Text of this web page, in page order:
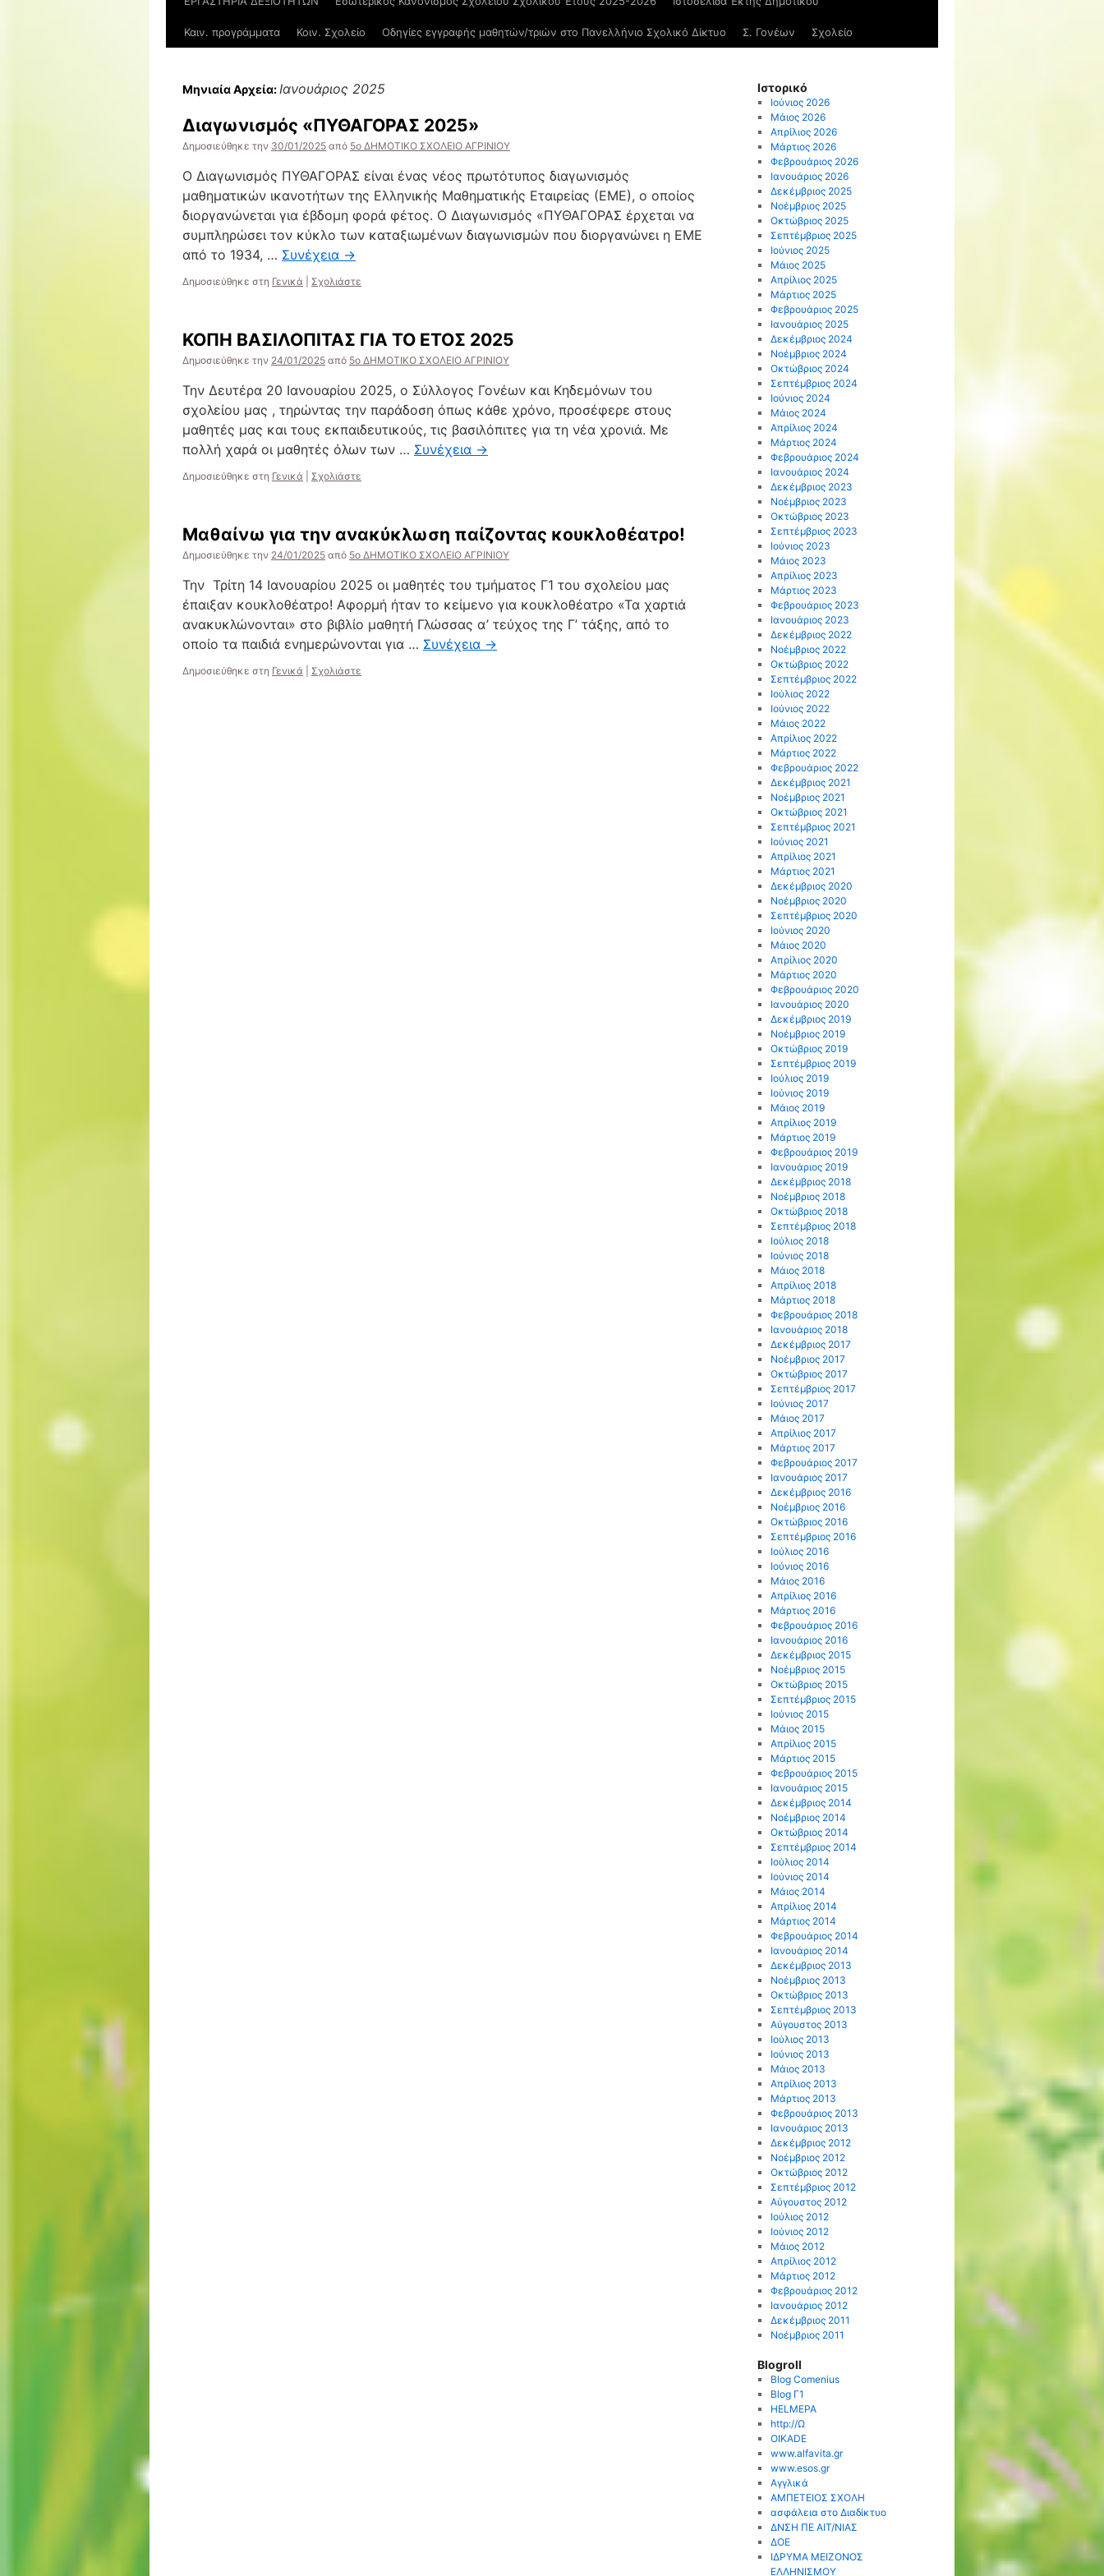
Καιν. προγράμματα Κοιν. Σχολείο Οδηγίες εγγραφής μαθητών/τριών στο Πανελλήνιο Σχολικό Δίκτυο Σ. Γονέων Σχολείο
Μηνιαία Αρχεία:Ιανουάριος 2025
Διαγωνισμός «ΠΥΘΑΓΟΡΑΣ 2025»
Δημοσιεύθηκε την 30/01/2025 από 5ο ΔΗΜΟΤΙΚΟ ΣΧΟΛΕΙΟ ΑΓΡΙΝΙΟΥ
Ο Διαγωνισμός ΠΥΘΑΓΟΡΑΣ είναι ένας νέος πρωτότυπος διαγωνισμός
μαθηματικών ικανοτήτων της Ελληνικής Μαθηματικής Εταιρείας (ΕΜΕ), ο οποίος
διοργανώνεται για έβδομη φορά φέτος. Ο Διαγωνισμός «ΠΥΘΑΓΟΡΑΣ έρχεται να
συμπληρώσει τον κύκλο των καταξιωμένων διαγωνισμών που διοργανώνει η ΕΜΕ
από το 1934, … Συνέχεια →
Δημοσιεύθηκε στη Γενικά Σχολιάστε
ΚΟΠΗ ΒΑΣΙΛΟΠΙΤΑΣ ΓΙΑ ΤΟ ΕΤΟΣ 2025
Δημοσιεύθηκε την 24/01/2025 από 5ο ΔΗΜΟΤΙΚΟ ΣΧΟΛΕΙΟ ΑΓΡΙΝΙΟΥ
Την Δευτέρα 20 Ιανουαρίου 2025, ο Σύλλογος Γονέων και Κηδεμόνων του
σχολείου μας , τηρώντας την παράδοση όπως κάθε χρόνο, προσέφερε στους
μαθητές μας και τους εκπαιδευτικούς, τις βασιλόπιτες για τη νέα χρονιά. Με
πολλή χαρά οι μαθητές όλων των … Συνέχεια →
Δημοσιεύθηκε στη Γενικά Σχολιάστε
Μαθαίνω για την ανακύκλωση παίζοντας κουκλοθέατρο!
Δημοσιεύθηκε την 24/01/2025 από 5ο ΔΗΜΟΤΙΚΟ ΣΧΟΛΕΙΟ ΑΓΡΙΝΙΟΥ
Την Τρίτη 14 Ιανουαρίου 2025 οι μαθητές του τμήματος Γ1 του σχολείου μας
έπαιξαν κουκλοθέατρο! Αφορμή ήταν το κείμενο για κουκλοθέατρο «Τα χαρτιά
ανακυκλώνονται» στο βιβλίο μαθητή Γλώσσας α’ τεύχος της Γ’ τάξης, από το
οποίο τα παιδιά ενημερώνονται για … Συνέχεια →
Δημοσιεύθηκε στη Γενικά Σχολιάστε
Ιστορικό
Ιούνιος 2026
Μάιος 2026
Απρίλιος 2026
Μάρτιος 2026
Φεβρουάριος 2026
Ιανουάριος 2026
Δεκέμβριος 2025
Νοέμβριος 2025
Οκτώβριος 2025
Σεπτέμβριος 2025
Ιούνιος 2025
Μάιος 2025
Απρίλιος 2025
Μάρτιος 2025
Φεβρουάριος 2025
Ιανουάριος 2025
Δεκέμβριος 2024
Νοέμβριος 2024
Οκτώβριος 2024
Σεπτέμβριος 2024
Ιούνιος 2024
Μάιος 2024
Απρίλιος 2024
Μάρτιος 2024
Φεβρουάριος 2024
Ιανουάριος 2024
Δεκέμβριος 2023
Νοέμβριος 2023
Οκτώβριος 2023
Σεπτέμβριος 2023
Ιούνιος 2023
Μάιος 2023
Απρίλιος 2023
Μάρτιος 2023
Φεβρουάριος 2023
Ιανουάριος 2023
Δεκέμβριος 2022
Νοέμβριος 2022
Οκτώβριος 2022
Σεπτέμβριος 2022
Ιούλιος 2022
Ιούνιος 2022
Μάιος 2022
Απρίλιος 2022
Μάρτιος 2022
Φεβρουάριος 2022
Δεκέμβριος 2021
Νοέμβριος 2021
Οκτώβριος 2021
Σεπτέμβριος 2021
Ιούνιος 2021
Απρίλιος 2021
Μάρτιος 2021
Δεκέμβριος 2020
Νοέμβριος 2020
Σεπτέμβριος 2020
Ιούνιος 2020
Μάιος 2020
Απρίλιος 2020
Μάρτιος 2020
Φεβρουάριος 2020
Ιανουάριος 2020
Δεκέμβριος 2019
Νοέμβριος 2019
Οκτώβριος 2019
Σεπτέμβριος 2019
Ιούλιος 2019
Ιούνιος 2019
Μάιος 2019
Απρίλιος 2019
Μάρτιος 2019
Φεβρουάριος 2019
Ιανουάριος 2019
Δεκέμβριος 2018
Νοέμβριος 2018
Οκτώβριος 2018
Σεπτέμβριος 2018
Ιούλιος 2018
Ιούνιος 2018
Μάιος 2018
Απρίλιος 2018
Μάρτιος 2018
Φεβρουάριος 2018
Ιανουάριος 2018
Δεκέμβριος 2017
Νοέμβριος 2017
Οκτώβριος 2017
Σεπτέμβριος 2017
Ιούνιος 2017
Μάιος 2017
Απρίλιος 2017
Μάρτιος 2017
Φεβρουάριος 2017
Ιανουάριος 2017
Δεκέμβριος 2016
Νοέμβριος 2016
Οκτώβριος 2016
Σεπτέμβριος 2016
Ιούλιος 2016
Ιούνιος 2016
Μάιος 2016
Απρίλιος 2016
Μάρτιος 2016
Φεβρουάριος 2016
Ιανουάριος 2016
Δεκέμβριος 2015
Νοέμβριος 2015
Οκτώβριος 2015
Σεπτέμβριος 2015
Ιούνιος 2015
Μάιος 2015
Απρίλιος 2015
Μάρτιος 2015
Φεβρουάριος 2015
Ιανουάριος 2015
Δεκέμβριος 2014
Νοέμβριος 2014
Οκτώβριος 2014
Σεπτέμβριος 2014
Ιούλιος 2014
Ιούνιος 2014
Μάιος 2014
Απρίλιος 2014
Μάρτιος 2014
Φεβρουάριος 2014
Ιανουάριος 2014
Δεκέμβριος 2013
Νοέμβριος 2013
Οκτώβριος 2013
Σεπτέμβριος 2013
Αύγουστος 2013
Ιούλιος 2013
Ιούνιος 2013
Μάιος 2013
Απρίλιος 2013
Μάρτιος 2013
Φεβρουάριος 2013
Ιανουάριος 2013
Δεκέμβριος 2012
Νοέμβριος 2012
Οκτώβριος 2012
Σεπτέμβριος 2012
Αύγουστος 2012
Ιούλιος 2012
Ιούνιος 2012
Μάιος 2012
Απρίλιος 2012
Μάρτιος 2012
Φεβρουάριος 2012
Ιανουάριος 2012
Δεκέμβριος 2011
Νοέμβριος 2011
Blogroll
Blog Comenius
Blog Γ1
HELMEPA
http://Ω
OIKADE
www.alfavita.gr
www.esos.gr
Αγγλικά
ΑΜΠΕΤΕΙΟΣ ΣΧΟΛΗ
ασφάλεια στο Διαδίκτυο
ΔΝΣΗ ΠΕ ΑΙΤ/ΝΙΑΣ
ΔΟΕ
ΙΔΡΥΜΑ ΜΕΙΖΟΝΟΣ
ΕΛΛΗΝΙΣΜΟΥ